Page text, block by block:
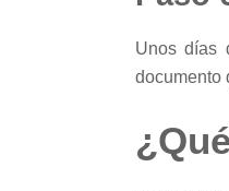
Unos días
documento